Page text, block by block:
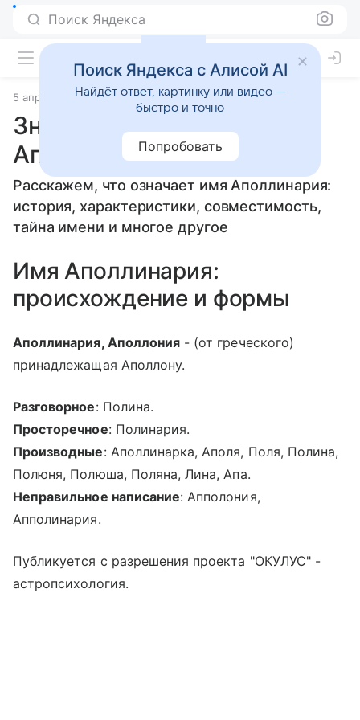
Поиск Яндекса
5 апреля 2010 Значение имени
Значение имени
Аполлинария
Расскажем, что означает имя Аполлинария:
история, характеристики, совместимость,
тайна имени и многое другое
Имя Аполлинария:
происхождение и формы
Аполлинария, Аполлония - (от греческого)
принадлежащая Аполлону.
Разговорное: Полина.
Просторечное: Полинария.
Производные: Аполлинарка, Аполя, Поля, Полина,
Полюня, Полюша, Поляна, Лина, Апа.
Неправильное написание: Апполония,
Апполинария.
Публикуется с разрешения проекта "ОКУЛУС" -
астропсихология.
Поиск Яндекса с Алисой AI
Найдёт ответ, картинку или видео —
быстро и точно
Попробовать